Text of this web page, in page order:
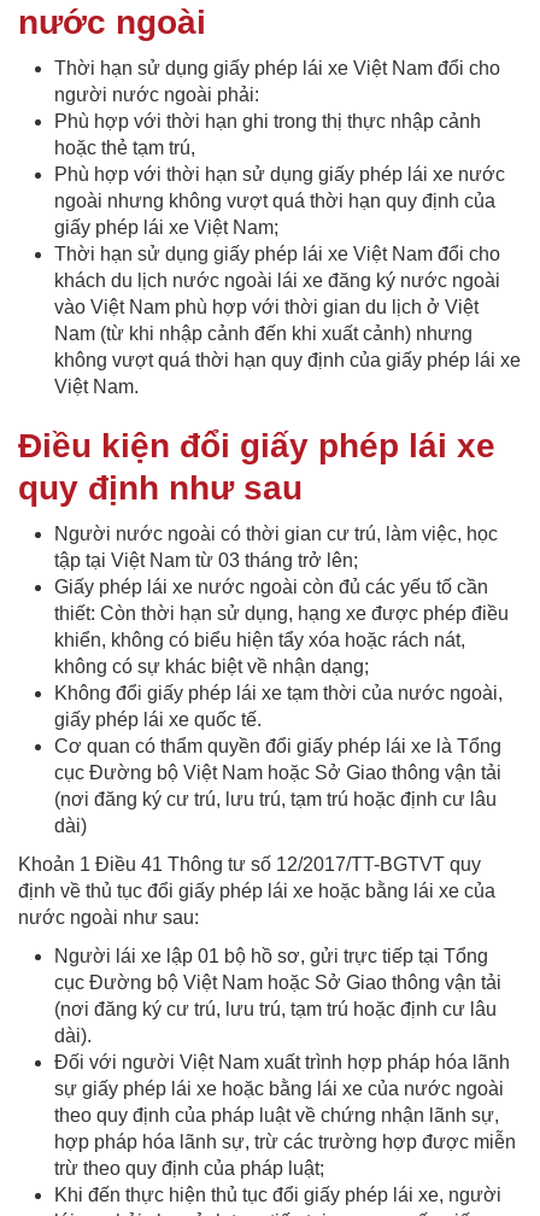
nước ngoài
Thời hạn sử dụng giấy phép lái xe Việt Nam đổi cho
người nước ngoài phải:
Phù hợp với thời hạn ghi trong thị thực nhập cảnh
hoặc thẻ tạm trú,
Phù hợp với thời hạn sử dụng giấy phép lái xe nước
ngoài nhưng không vượt quá thời hạn quy định của
giấy phép lái xe Việt Nam;
Thời hạn sử dụng giấy phép lái xe Việt Nam đổi cho
khách du lịch nước ngoài lái xe đăng ký nước ngoài
vào Việt Nam phù hợp với thời gian du lịch ở Việt
Nam (từ khi nhập cảnh đến khi xuất cảnh) nhưng
không vượt quá thời hạn quy định của giấy phép lái xe
Việt Nam.
Điều kiện đổi giấy phép lái xe
quy định như sau
Người nước ngoài có thời gian cư trú, làm việc, học
tập tại Việt Nam từ 03 tháng trở lên;
Giấy phép lái xe nước ngoài còn đủ các yếu tố cần
thiết: Còn thời hạn sử dụng, hạng xe được phép điều
khiển, không có biểu hiện tẩy xóa hoặc rách nát,
không có sự khác biệt về nhận dạng;
Không đổi giấy phép lái xe tạm thời của nước ngoài,
giấy phép lái xe quốc tế.
Cơ quan có thẩm quyền đổi giấy phép lái xe là Tổng
cục Đường bộ Việt Nam hoặc Sở Giao thông vận tải
(nơi đăng ký cư trú, lưu trú, tạm trú hoặc định cư lâu
dài)
Khoản 1 Điều 41 Thông tư số 12/2017/TT-BGTVT quy
định về thủ tục đổi giấy phép lái xe hoặc bằng lái xe của
nước ngoài như sau:
Người lái xe lập 01 bộ hồ sơ, gửi trực tiếp tại Tổng
cục Đường bộ Việt Nam hoặc Sở Giao thông vận tải
(nơi đăng ký cư trú, lưu trú, tạm trú hoặc định cư lâu
dài).
Đối với người Việt Nam xuất trình hợp pháp hóa lãnh
sự giấy phép lái xe hoặc bằng lái xe của nước ngoài
theo quy định của pháp luật về chứng nhận lãnh sự,
hợp pháp hóa lãnh sự, trừ các trường hợp được miễn
trừ theo quy định của pháp luật;
Khi đến thực hiện thủ tục đổi giấy phép lái xe, người